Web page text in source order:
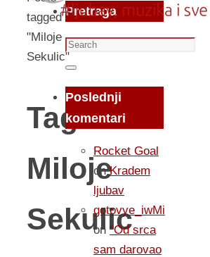
tagged
"Miloje
Sekulic"
Tag:
Miloje
Sekulic
Pretraga
Search
for:
Search
Poslednji
komentari
Rocket Goal
onKradem
ljubav
gotovye_iwMi
on “Od srca
sam darovao